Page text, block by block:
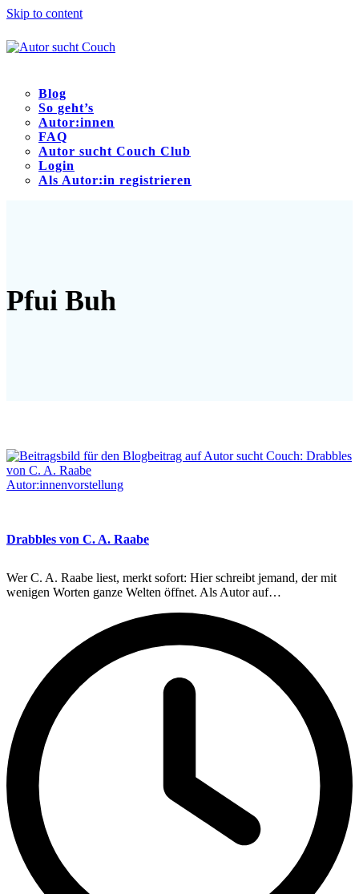
Skip to content
Blog
So geht’s
Autor:innen
FAQ
Autor sucht Couch Club
Login
Als Autor:in registrieren
Pfui Buh
Autor:innenvorstellung
Drabbles von C. A. Raabe
Wer C. A. Raabe liest, merkt sofort: Hier schreibt jemand, der mit
wenigen Worten ganze Welten öffnet. Als Autor auf…